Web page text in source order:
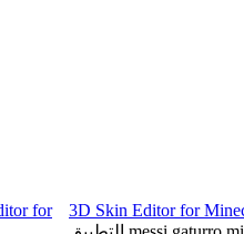
3D Skin Editor for